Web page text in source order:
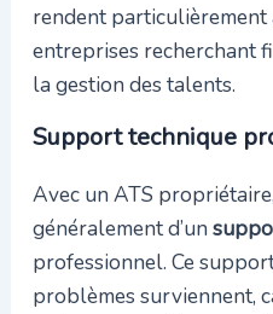
rendent
entreprises recherchant
la gestion des talents.
Support technique
Avec un ATS
généralement d’un
professionnel. Ce
problèmes surviennent,